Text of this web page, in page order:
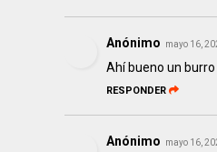
Anónimo mayo 16,
Ahí bueno un
RESPONDER
Anónimo mayo 16,